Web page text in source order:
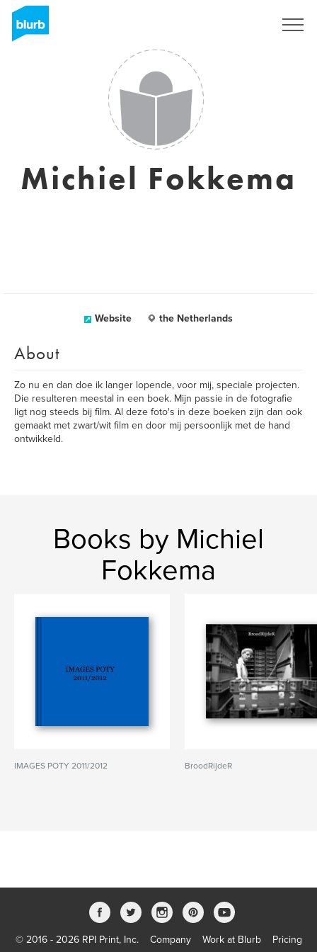
Michiel Fokkema
Website the Netherlands
About
Zo nu en dan doe ik langer lopende, voor mij, speciale projecten.
Die resulteren meestal in een boek. Mijn passie in de fotografie
ligt nog steeds bij film. Al deze foto's in deze boeken zijn dan ook
gemaakt met zwart/wit film en door mij persoonlijk met de hand
ontwikkeld.
Books by Michiel
Fokkema
IMAGES POTY 2011/2012 BroodRijdeR
© 2016 - 2026 RPI Print, Inc. Company Work at Blurb Pricing